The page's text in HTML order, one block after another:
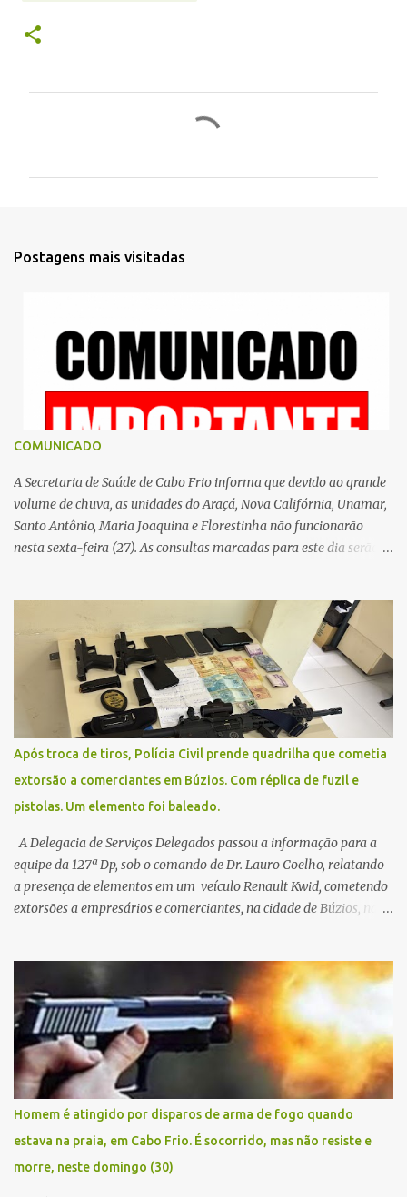
Postagens mais visitadas
COMUNICADO
A Secretaria de Saúde de Cabo Frio informa que devido ao grande
volume de chuva, as unidades do Araçá, Nova Califórnia, Unamar,
Santo Antônio, Maria Joaquina e Florestinha não funcionarão
nesta sexta-feira (27). As consultas marcadas para este dia serão
Contamos com a compreensão de toda população, pois se trata de
uma situação climática que foge ao controle da administração
pública.
Após troca de tiros, Polícia Civil prende quadrilha que cometia
extorsão a comerciantes em Búzios. Com réplica de fuzil e
pistolas. Um elemento foi baleado.
A Delegacia de Serviços Delegados passou a informação para a
equipe da 127ª Dp, sob o comando de Dr. Lauro Coelho, relatando
a presença de elementos em um veículo Renault Kwid, cometendo
extorsões a empresários e comerciantes, na cidade de Búzios, na
fugir da cidade Buziana. Um dos detidos é policial civil e este foi
baleado na perna na troca de tiros . Na ocorrência, três armas,
pistolas e uma réplica de fuzil, foram apreendidas. O homem
baleado foi identificado como Claudio Bastos, conhecido no meio
político.
Homem é atingido por disparos de arma de fogo quando
estava na praia, em Cabo Frio. É socorrido, mas não resiste e
morre, neste domingo (30)